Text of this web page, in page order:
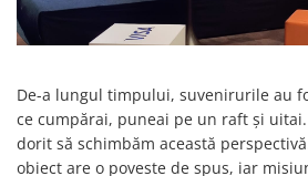
Muzee / Case Memoriale
Bojdeuca "Ion Creanga", Iasi
Casa Junimii Iasi (Muzeul Vasile
Pogor)
Castelul Julia Hasdeu (Muzeul
Globuri suvenir
Magneti de frigider, din lemn
Magneti de frigider acuarela
Magneti de frigider din lemn,
VINTAGE
Magneti de frigider, din lemn,
De-a lungul timpului, suvenirurile au
ce cumpărai, puneai pe un raft și
dorit să schimbăm această
obiect are o poveste de spus, iar